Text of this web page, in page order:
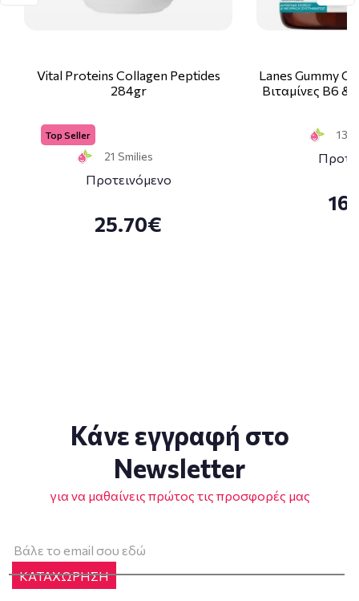
Vital Proteins Collagen Peptides
284gr
Top Seller
21 Smilies
Προτεινόμενο
25.70€
Lanes Gummy
Βιταμίνες Β6 &
13
Κάνε εγγραφή στο
Newsletter
για να μαθαίνεις πρώτος τις προσφορές μας
ΚΑΤΑΧΩΡΗΣΗ